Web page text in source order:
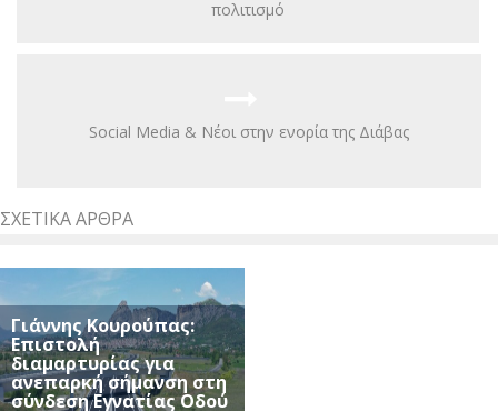
πολιτισμό
Social Media & Νέοι στην ενορία της Διάβας
ΣΧΕΤΙΚΆ ΆΡΘΡΑ
Γιάννης Κουρούπας:
Επιστολή
διαμαρτυρίας για
ανεπαρκή σήμανση στη
σύνδεση Εγνατίας Οδού